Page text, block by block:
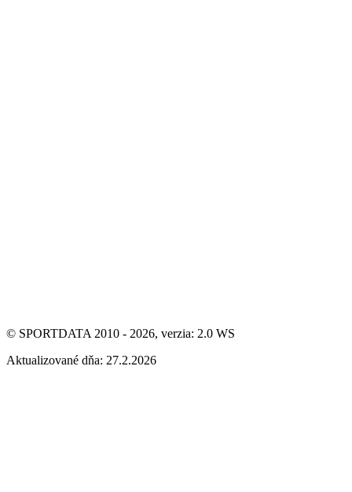
© SPORTDATA 2010 - 2026, verzia: 2.0 WS
Aktualizované dňa: 27.2.2026